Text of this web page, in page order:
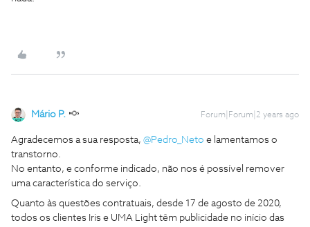
Mário P. Forum|Forum|2 years ago
Agradecemos a sua resposta, @Pedro_Neto e lamentamos o
transtorno.
No entanto, e conforme indicado, não nos é possível remover
uma característica do serviço.
Quanto às questões contratuais, desde 17 de agosto de 2020,
todos os clientes Iris e UMA Light têm publicidade no início das